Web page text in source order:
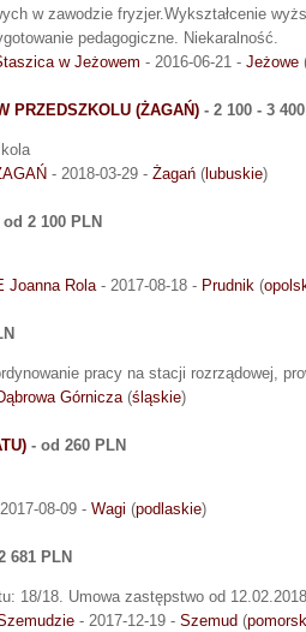
w zawodzie fryzjer.Wykształcenie
pedagogiczne. Niekaralność.
w Jeżowem - 2016-06-21 - Jeżowe
PRZEDSZKOLU (ŻAGAŃ) - 2 100 - 3
- 2018-03-29 - Żagań ( lubuskie)
od 2 100 PLN
Joanna Rola- 2017-08-18 - Prudnik (
pracy na stacji rozrządowej,
Górnicza(śląskie)
- od 260 PLN
08-09 - Wagi (podlaskie)
681 PLN
18/18. Umowa zastępstwo od
- 2017-12-19 - Szemud (